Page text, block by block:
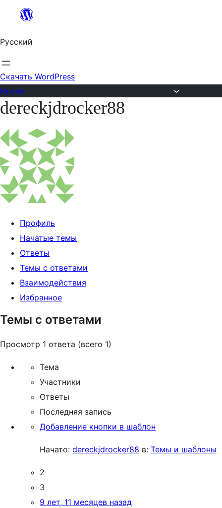
Перейти
содержимому
Русский
Скачать WordPress
Перейти
содержимому
dereckjdrocker88
Профиль
Начатые темы
Ответы
Темы с ответами
Взаимодействия
Избранное
Темы с ответами
Просмотр 1 ответа (всего 1)
Тема
Участники
Ответы
Последняя запись
Добавление кнопки в шаблон
Начато: dereckjdrocker88 в: Темы и шаблоны
2
3
9 лет, 11 месяцев назад